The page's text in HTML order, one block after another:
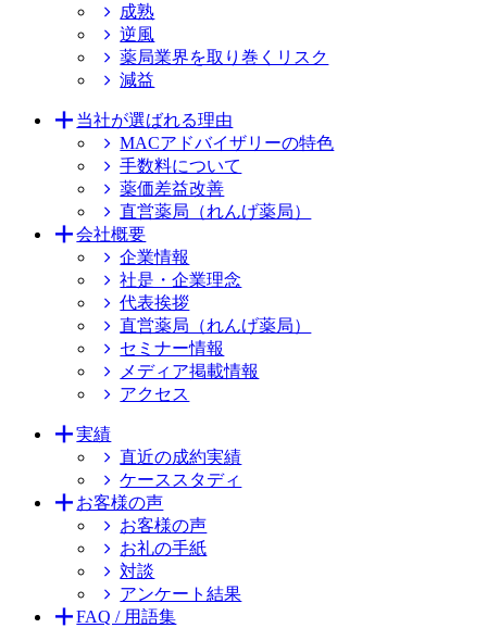
成熟
逆風
薬局業界を取り巻くリスク
減益
当社が選ばれる理由
MACアドバイザリーの特色
手数料について
薬価差益改善
直営薬局（れんげ薬局）
会社概要
企業情報
社是・企業理念
代表挨拶
直営薬局（れんげ薬局）
セミナー情報
メディア掲載情報
アクセス
実績
直近の成約実績
ケーススタディ
お客様の声
お客様の声
お礼の手紙
対談
アンケート結果
FAQ / 用語集